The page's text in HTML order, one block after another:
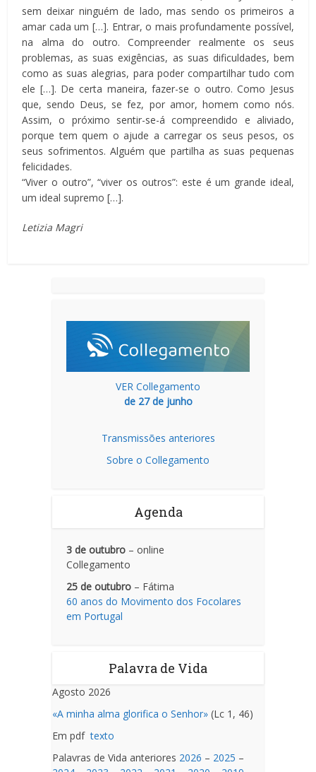
sem deixar ninguém de lado, mas sendo os primeiros a
amar cada um […]. Entrar, o mais profundamente possível,
na alma do outro. Compreender realmente os seus
problemas, as suas exigências, as suas dificuldades, bem
como as suas alegrias, para poder compartilhar tudo com
ele […]. De certa maneira, fazer-se o outro. Como Jesus
que, sendo Deus, se fez, por amor, homem como nós.
Assim, o próximo sentir-se-á compreendido e aliviado,
porque tem quem o ajude a carregar os seus pesos, os
seus sofrimentos. Alguém que partilha as suas pequenas
felicidades.
“Viver o outro”, “viver os outros”: este é um grande ideal,
um ideal supremo […].
Letizia Magri
VER Collegamento
de 27 de junho
Transmissões anteriores
Sobre o Collegamento
Agenda
3 de outubro – online
Collegamento
25 de outubro – Fátima
60 anos do Movimento dos Focolares
em Portugal
Palavra de Vida
Agosto 2026
«A minha alma glorifica o Senhor» (Lc 1, 46)
Em pdftexto
Palavras de Vida anteriores 2026 – 2025 –